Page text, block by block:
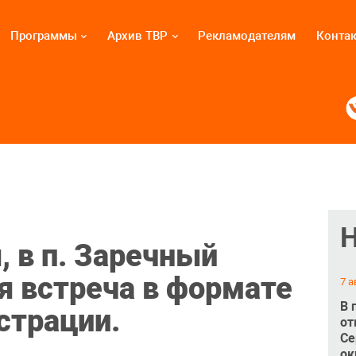
Программы Архив ТВР Рекламодателям
в п. Заречный
встреча в формате
7
В